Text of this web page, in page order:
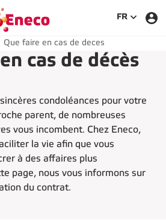
FR
Que faire en cas de deces
cas de décès
condoléances pour votre
parent, de nombreuses
vous incombent. Chez Eneco,
la vie afin que vous
à des affaires plus
page, nous vous informons sur
du contrat.